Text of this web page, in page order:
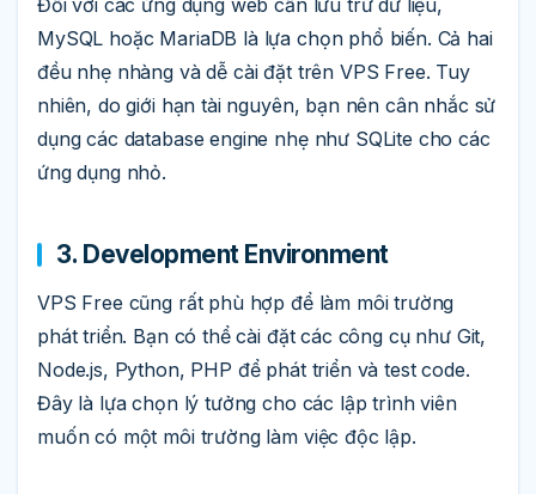
MySQL hoặc MariaDB là lựa chọn phổ biến. Cả hai
đều nhẹ nhàng và dễ cài đặt trên VPS Free. Tuy
nhiên, do giới hạn tài nguyên, bạn nên cân nhắc sử
dụng các database engine nhẹ như SQLite cho các
ứng dụng nhỏ.
3. Development Environment
VPS Free cũng rất phù hợp để làm môi trường
phát triển. Bạn có thể cài đặt các công cụ như Git,
Node.js, Python, PHP để phát triển và test code.
Đây là lựa chọn lý tưởng cho các lập trình viên
muốn có một môi trường làm việc độc lập.